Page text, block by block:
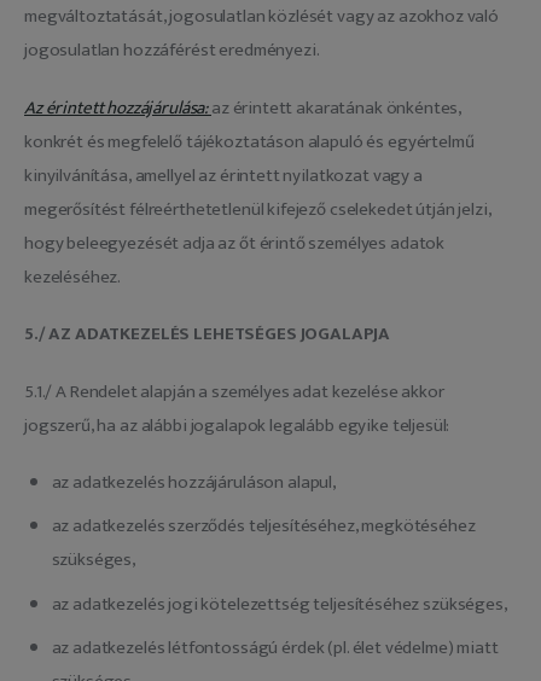
megváltoztatását, jogosulatlan közlését vagy az azokhoz való
jogosulatlan hozzáférést eredményezi.
Az érintett hozzájárulása:az érintett akaratának önkéntes,
konkrét és megfelelő tájékoztatáson alapuló és egyértelmű
kinyilvánítása, amellyel az érintett nyilatkozat vagy a
megerősítést félreérthetetlenül kifejező cselekedet útján jelzi,
hogy beleegyezését adja az őt érintő személyes adatok
kezeléséhez.
5./ AZ ADATKEZELÉS LEHETSÉGES JOGALAPJA
5.1./ A Rendelet alapján a személyes adat kezelése akkor
jogszerű, ha az alábbi jogalapok legalább egyike teljesül:
az adatkezelés hozzájáruláson alapul,
az adatkezelés szerződés teljesítéséhez, megkötéséhez
szükséges,
az adatkezelés jogi kötelezettség teljesítéséhez szükséges,
az adatkezelés létfontosságú érdek (pl. élet védelme) miatt